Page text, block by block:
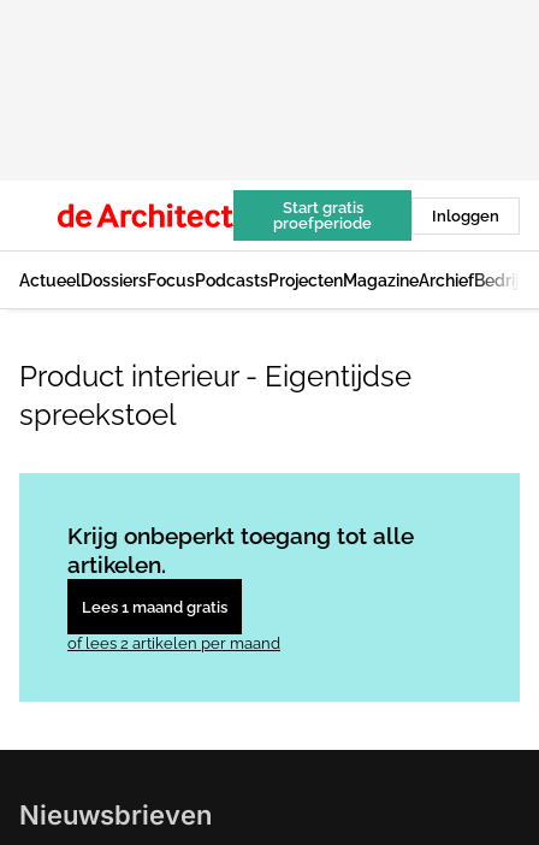
Start gratis
proefperiode
Inloggen
ActueelDossiersFocusPodcastsProjectenMagazineArchief
Product interieur - Eigentijdse
spreekstoel
Krijg onbeperkt toegang tot alle
artikelen.
Lees 1 maand gratis
of lees 2 artikelen per maand
Nieuwsbrieven